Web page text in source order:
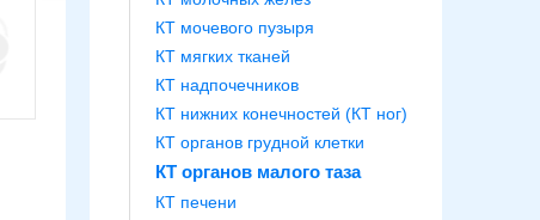
КТ мочевого пузыря
КТ мягких тканей
КТ надпочечников
КТ нижних конечностей (КТ ног)
КТ органов грудной клетки
КТ органов малого таза
КТ печени